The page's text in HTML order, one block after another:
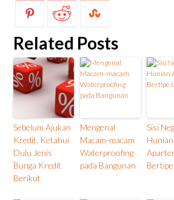
Related Posts
Sebelum Ajukan
Kredit, Ketahui
Dulu Jenis
Bunga Kredit
Berikut
Mengenal
Macam-macam
Waterproofing
pada Bangunan
Sisi
Hunian